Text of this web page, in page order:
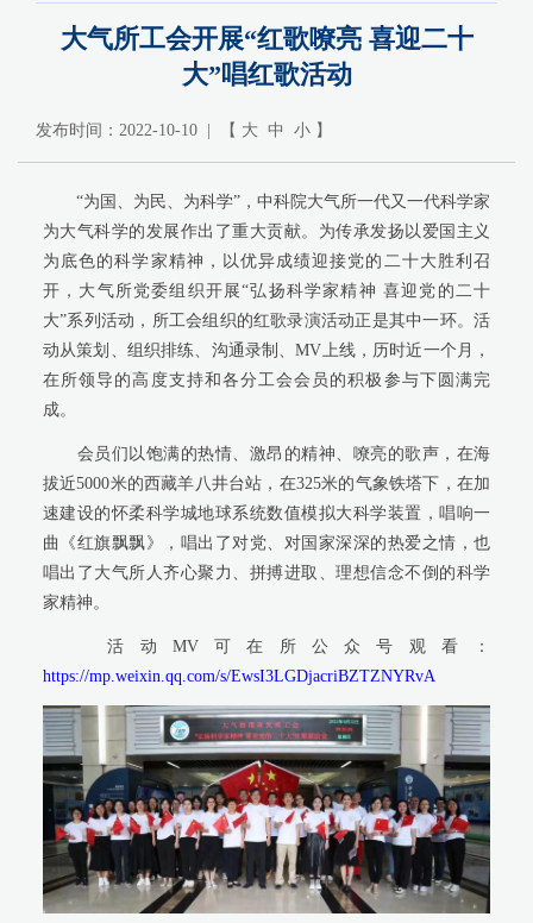
大气所工会开展“红歌嘹亮 喜迎二十
大”唱红歌活动
发布时间：2022-10-10 | 【 大 中 小 】
“为国、为民、为科学”，中科院大气所一代又一代科学家
为大气科学的发展作出了重大贡献。为传承发扬以爱国主义
为底色的科学家精神，以优异成绩迎接党的二十大胜利召
开，大气所党委组织开展“弘扬科学家精神 喜迎党的二十
大”系列活动，所工会组织的红歌录演活动正是其中一环。活
动从策划、组织排练、沟通录制、MV上线，历时近一个月，
在所领导的高度支持和各分工会会员的积极参与下圆满完
成。
会员们以饱满的热情、激昂的精神、嘹亮的歌声，在海
拔近5000米的西藏羊八井台站，在325米的气象铁塔下，在加
速建设的怀柔科学城地球系统数值模拟大科学装置，唱响一
曲《红旗飘飘》，唱出了对党、对国家深深的热爱之情，也
唱出了大气所人齐心聚力、拼搏进取、理想信念不倒的科学
家精神。
活动MV可在所公众号观看：
https://mp.weixin.qq.com/s/EwsI3LGDjacriBZTZNYRvA